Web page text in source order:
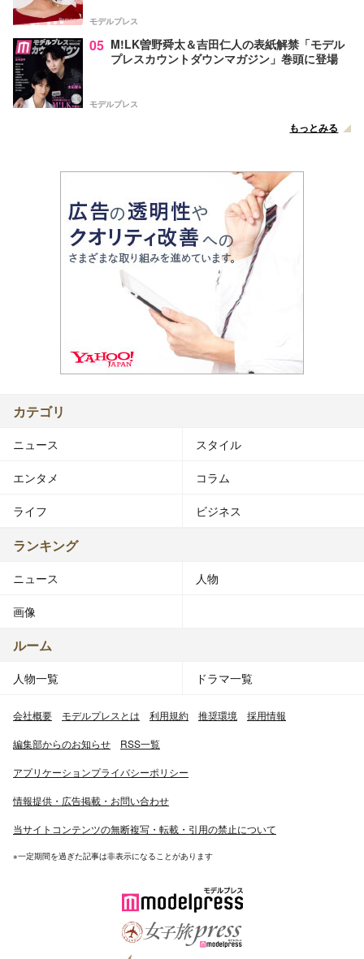
モデルプレス
05 M!LK曽野舜太＆吉田仁人の表紙解禁「モデル
プレスカウントダウンマガジン」巻頭に登場
モデルプレス
もっとみる
カテゴリ
ニュース スタイル
エンタメ コラム
ライフ ビジネス
ランキング
ニュース 人物
画像
ルーム
人物一覧 ドラマ一覧
会社概要 モデルプレスとは 利用規約 推奨環境 採用情報
編集部からのお知らせ RSS一覧
アプリケーションプライバシーポリシー
情報提供・広告掲載・お問い合わせ
当サイトコンテンツの無断複写・転載・引用の禁止について
※一定期間を過ぎた記事は非表示になることがあります